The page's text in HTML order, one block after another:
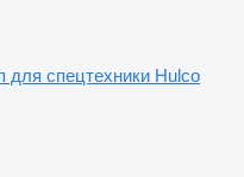
для спецтехники Hulco